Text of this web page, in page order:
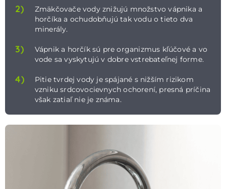
2)
Zmäkčovače vody znižujú množstvo vápnika a
horčíka a ochudobňujú tak vodu o tieto dva
minerály.
3)
Vápnik a horčík sú pre organizmus kľúčové a vo
vode sa vyskytujú v dobre vstrebateľnej forme.
4)
Pitie tvrdej vody je spájané s nižším rizikom
vzniku srdcovocievnych ochorení, presná príčina
však zatiaľ nie je známa.